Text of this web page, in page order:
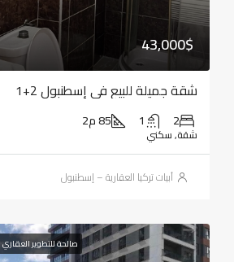
43,000$
شقة جميلة للبيع في إسطنبول 2+1
2
1 85 م2
شقة, سكني
أبيات تركيا العقارية – إسطنبول
صالحة للتطوير العقاري